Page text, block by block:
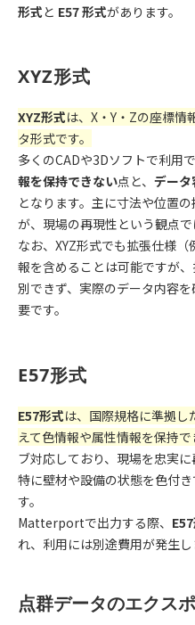
形式と E57形式があります。
XYZ形式
XYZ形式は、 X ・ Y ・ Zの座標情
タ形式です。
多くのCADや3Dソフトで利用
報を保持できない点と、 デー
となります。主に寸法や位置
が、現場の再現性という観点で
なお、 XYZ形式でも拡張仕様（
報を含めることは可能ですが
別できず、実際のデータ内容
要です。
E57形式
E57形式は、国際規格に準拠
えて色情報や属性情報を保持で
ブ対応しており、現場を忠実に
特に壁材や設備の状態を色付
す。
Matterportで出力する際、
れ、利用には別途費用が発生し
点群データのエクス